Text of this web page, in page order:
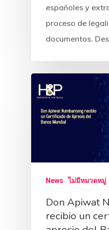
españoles y
proceso de
documentos.
News ไม่มีหมวดหมู่
Don Apiwat
recibio un